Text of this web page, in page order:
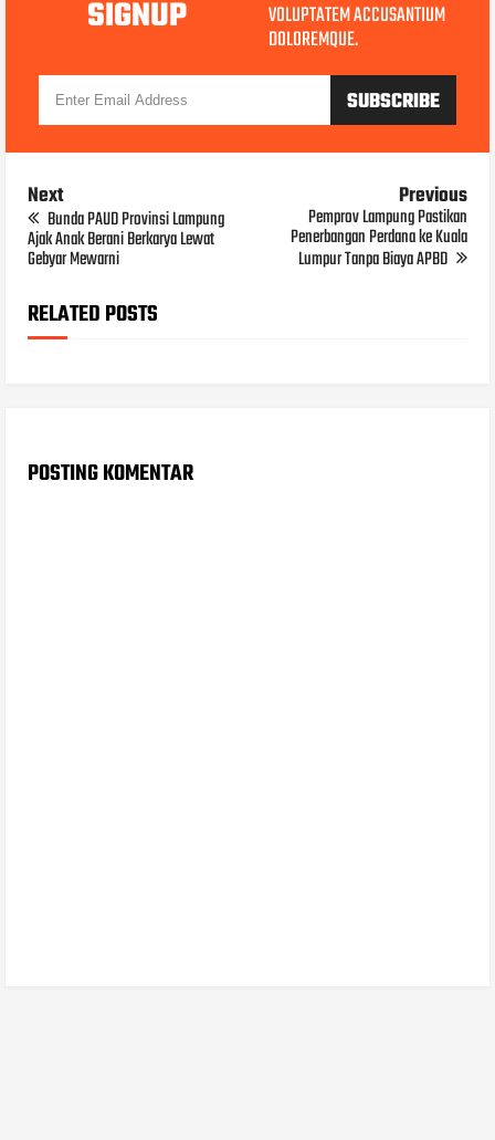
SIGNUP VOLUPTATEM ACCUSANTIUM
DOLOREMQUE.
Next
Bunda PAUD Provinsi Lampung
Ajak Anak Berani Berkarya Lewat
Gebyar Mewarni
Previous
Pemprov Lampung Pastikan
Penerbangan Perdana ke Kuala
Lumpur Tanpa Biaya APBD
RELATED POSTS
POSTING KOMENTAR